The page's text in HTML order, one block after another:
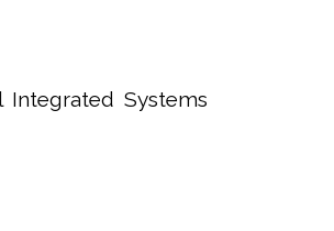
Systems